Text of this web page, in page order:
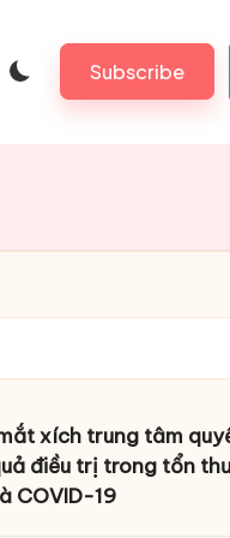
Subscribe
xích trung tâm
điều trị trong tổn
COVID-19